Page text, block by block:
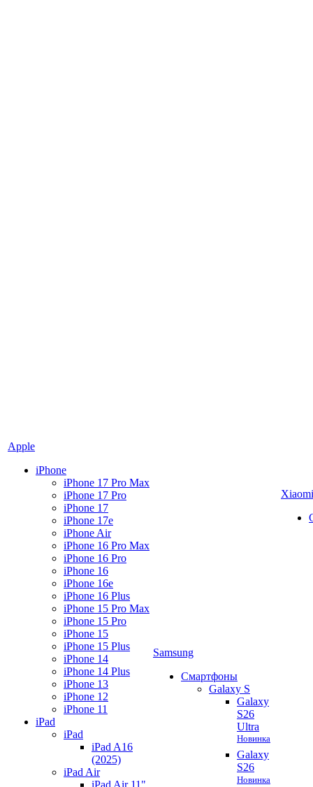
Apple
iPhone
iPhone 17 Pro Max
iPhone 17 Pro
iPhone 17
iPhone 17e
iPhone Air
iPhone 16 Pro Max
iPhone 16 Pro
iPhone 16
iPhone 16e
iPhone 16 Plus
iPhone 15 Pro Max
iPhone 15 Pro
iPhone 15
iPhone 15 Plus
iPhone 14
iPhone 14 Plus
iPhone 13
iPhone 12
iPhone 11
iPad
iPad
iPad A16
(2025)
iPad Air
iPad Air 11"
Samsung
Смартфоны
Galaxy S
Galaxy
S26
Ultra
Новинка
Galaxy
S26
Новинка
Xiaomi